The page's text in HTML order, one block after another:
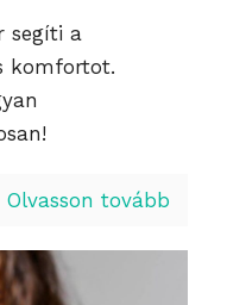
segíti a
komfortot.
Olvasson tovább